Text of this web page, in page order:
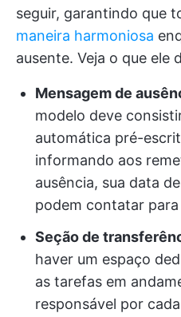
seguir, garantindo que
maneira harmoniosa
ausente. Veja o que ele
Mensagem de
modelo deve
automática pré-
informando aos
ausência, sua data
podem contatar
Seção de
haver um espaço
as tarefas em
responsável por